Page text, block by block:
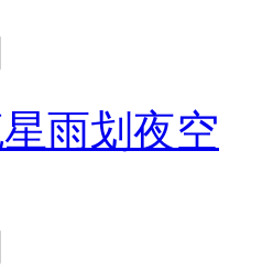
雨划夜空